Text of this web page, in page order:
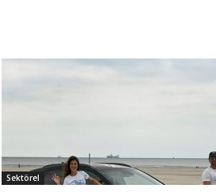
Sektörel